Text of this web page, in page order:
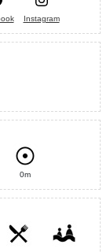
Instagram
0m